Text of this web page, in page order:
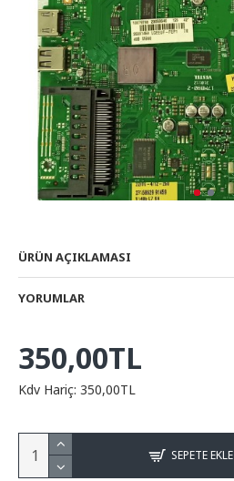
ÜRÜN AÇIKLAMASI
YORUMLAR
350,00TL
Kdv Hariç: 350,00TL
SEPETE EKLE